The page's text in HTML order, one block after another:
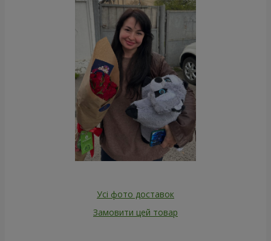
Усі фото доставок
Замовити цей товар